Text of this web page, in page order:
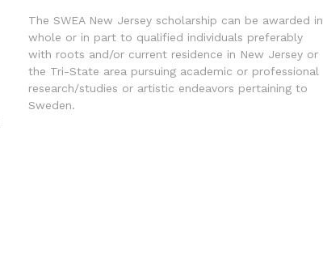
The SWEA New Jersey scholarship can be awarded in
whole or in part to qualified individuals preferably
with roots and/or current residence in New Jersey or
the Tri-State area pursuing academic or professional
research/studies or artistic endeavors pertaining to
Sweden.